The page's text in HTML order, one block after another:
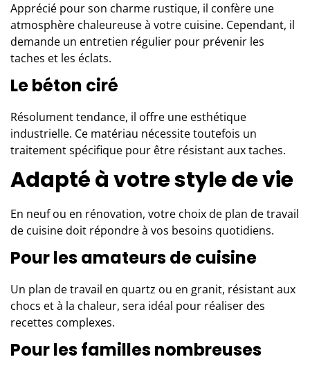
Apprécié pour son charme rustique, il confère une
atmosphère chaleureuse à votre cuisine. Cependant, il
demande un entretien régulier pour prévenir les
taches et les éclats.
Le béton ciré
Résolument tendance, il offre une esthétique
industrielle. Ce matériau nécessite toutefois un
traitement spécifique pour être résistant aux taches.
Adapté à votre style de vie
En neuf ou en rénovation, votre choix de plan de travail
de cuisine doit répondre à vos besoins quotidiens.
Pour les amateurs de cuisine
Un plan de travail en quartz ou en granit, résistant aux
chocs et à la chaleur, sera idéal pour réaliser des
recettes complexes.
Pour les familles nombreuses